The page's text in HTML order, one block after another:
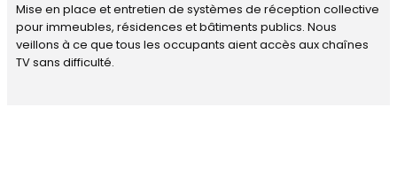
Mise en place et entretien de systèmes de réception collective
pour immeubles, résidences et bâtiments publics. Nous
veillons à ce que tous les occupants aient accès aux chaînes
TV sans difficulté.